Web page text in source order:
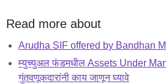
Read more about
Arudha SIF offered by Bandhan
म्युच्युअल फंडमधील Assets Under
गुंतवणूकदारांनी काय जाणून घ्यावे